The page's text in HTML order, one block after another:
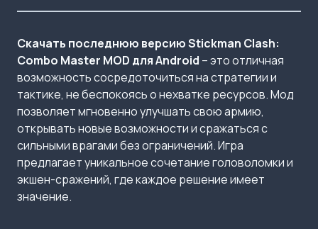
Скачать последнюю версию Stickman Clash:
Combo Master MOD для Android – это отличная
возможность сосредоточиться на стратегии и
тактике, не беспокоясь о нехватке ресурсов. Мод
позволяет мгновенно улучшать свою армию,
открывать новые возможности и сражаться с
сильными врагами без ограничений. Игра
предлагает уникальное сочетание головоломки и
экшен-сражений, где каждое решение имеет
значение.